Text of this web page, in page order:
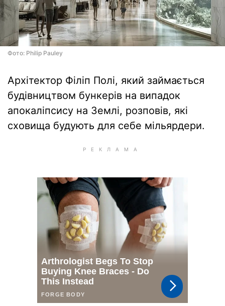
Фото: Philip Pauley
Архітектор Філіп Полі, який займається
будівництвом бункерів на випадок
апокаліпсису на Землі, розповів, які
сховища будують для себе мільярдери.